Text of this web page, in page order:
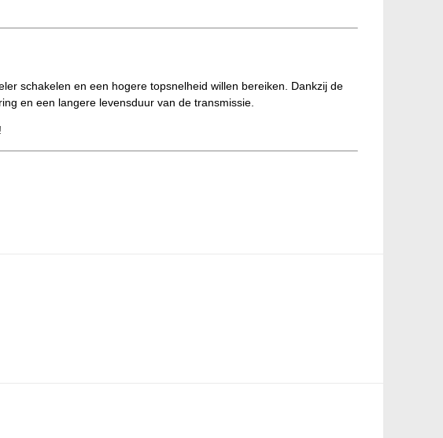
schakelen en een hogere topsnelheid willen bereiken. Dankzij de
en een langere levensduur van de transmissie.